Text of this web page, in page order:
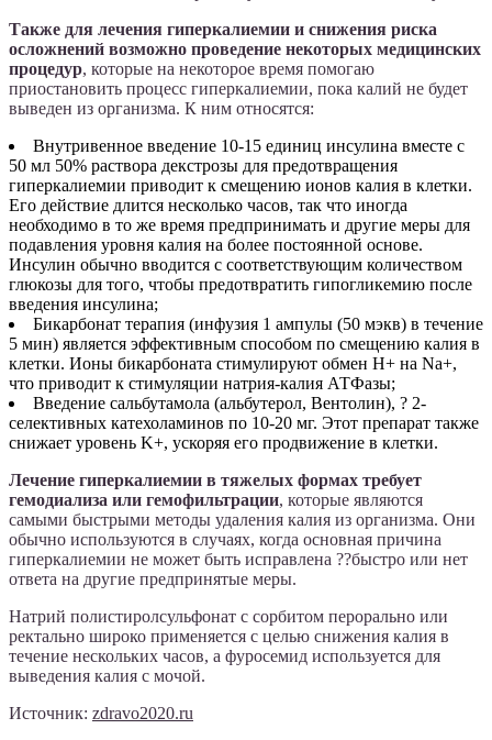
Также для лечения гиперкалиемии и снижения риска
осложнений возможно проведение некоторых медицинских
процедур, которые на некоторое время помогаю
приостановить процесс гиперкалиемии, пока калий не будет
выведен из организма. К ним относятся:
Внутривенное введение 10-15 единиц инсулина вместе с
50 мл 50% раствора декстрозы для предотвращения
гиперкалиемии приводит к смещению ионов калия в клетки.
Его действие длится несколько часов, так что иногда
необходимо в то же время предпринимать и другие меры для
подавления уровня калия на более постоянной основе.
Инсулин обычно вводится с соответствующим количеством
глюкозы для того, чтобы предотвратить гипогликемию после
введения инсулина;
Бикарбонат терапия (инфузия 1 ампулы (50 мэкв) в течение
5 мин) является эффективным способом по смещению калия в
клетки. Ионы бикарбоната стимулируют обмен H+ на Na+,
что приводит к стимуляции натрия-калия АТФазы;
Введение сальбутамола (альбутерол, Вентолин), ? 2-
селективных катехоламинов по 10-20 мг. Этот препарат также
снижает уровень K+, ускоряя его продвижение в клетки.
Лечение гиперкалиемии в тяжелых формах требует
гемодиализа или гемофильтрации, которые являются
самыми быстрыми методы удаления калия из организма. Они
обычно используются в случаях, когда основная причина
гиперкалиемии не может быть исправлена ??быстро или нет
ответа на другие предпринятые меры.
Натрий полистиролсульфонат с сорбитом перорально или
ректально широко применяется с целью снижения калия в
течение нескольких часов, а фуросемид используется для
выведения калия с мочой.
Источник: zdravo2020.ru